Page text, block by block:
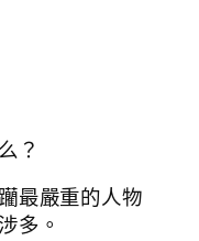
？
最嚴重的人物
多。